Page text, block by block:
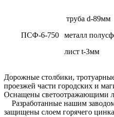
ПСФ-6-750
труба d-89мм
металл
лист t-3мм
Дорожные столбики,
проезжей части городских и
Оснащены светоотражающими
Разработанные нашим
защищены слоем горячего